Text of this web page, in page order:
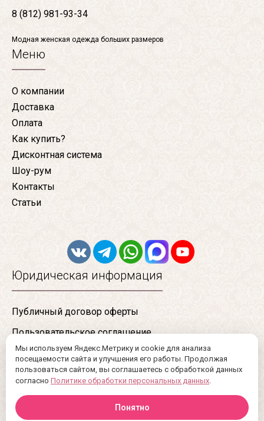
8 (812) 981-93-34
Модная женская одежда больших размеров
Меню
О компании
Доставка
Оплата
Как купить?
Дисконтная система
Шоу-рум
Контакты
Статьи
Юридическая информация
Публичный договор оферты
Пользовательское соглашение
Конфиденциальность
Сертификаты
Мы используем Яндекс.Метрику и cookie для анализа
посещаемости сайта и улучшения его работы. Продолжая
пользоваться сайтом, вы соглашаетесь с обработкой данных
согласно Политике обработки персональных данных.
Понятно